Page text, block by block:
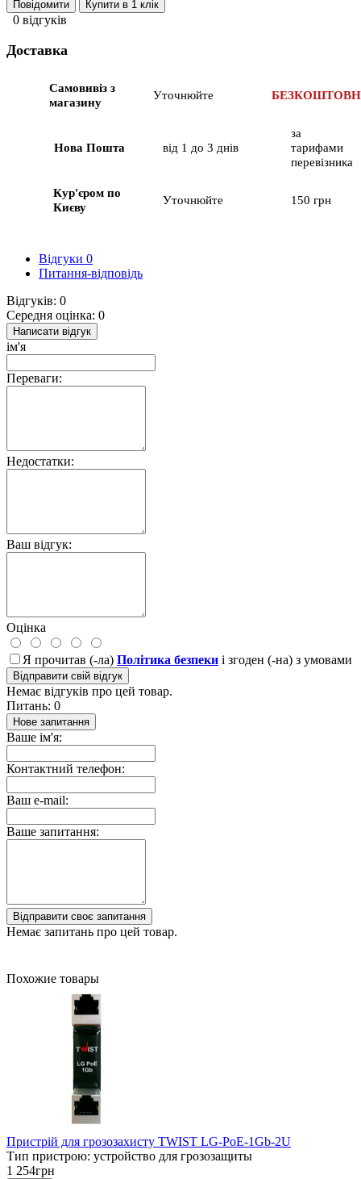
Повідомити Купити в 1 клік
0 відгуків
Доставка
Самовивіз з
магазину
Уточнюйте
Нова Пошта від 1 до 3 днів
за
тарифами
перевізника
Кур'єром по
Києву
Уточнюйте 150 грн
Відгуки 0
Питання-відповідь
Відгуків: 0
Середня оцінка: 0
Написати відгук
ім'я
Переваги:
Недостатки:
Ваш відгук:
Оцінка
Я прочитав (-ла) Політика безпеки і згоден (-на) з умовами
Відправити свій відгук
Немає відгуків про цей товар.
Питань: 0
Нове запитання
Ваше ім'я:
Контактний телефон:
Ваш e-mail:
Ваше запитання:
Відправити своє запитання
Немає запитань про цей товар.
Похожие товары
Пристрій для грозозахисту TWIST LG-PoE-1Gb-2U
Тип пристрою: устройство для грозозащиты
1 254грн